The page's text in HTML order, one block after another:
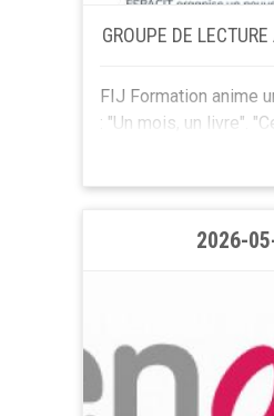
GROUPE DE
FIJ Formation anime
: "Un mois, un livre".
propose un espace
2026-